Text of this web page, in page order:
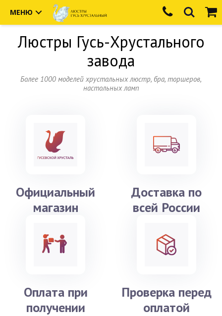
МЕНЮ
Люстры Гусь-Хрустального
завода
Более 1000 моделей хрустальных люстр, бра, торшеров,
настольных ламп
Официальный
магазин
Доставка по
всей России
Оплата при
получении
Проверка перед
оплатой